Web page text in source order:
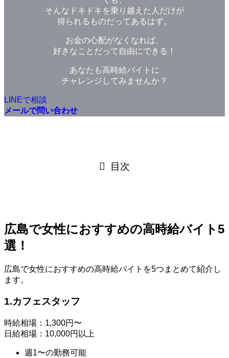
そんなドキドキを乗り越えた人だけが
得られるものだってあるはず。
お金の心配がなくなれば、
好きなことだって自由にできる！
あなたも高時給バイトに
チャレンジしてみませんか？
LINEで相談
メールで問い合わせ
目次
広島で女性におすすめの高時給バイト5
選！
広島で女性におすすめの高時給バイトを5つまとめて紹介し
ます。
1.カフェスタッフ
時給相場：1,300円〜
日給相場：10,000円以上
週1〜の勤務可能